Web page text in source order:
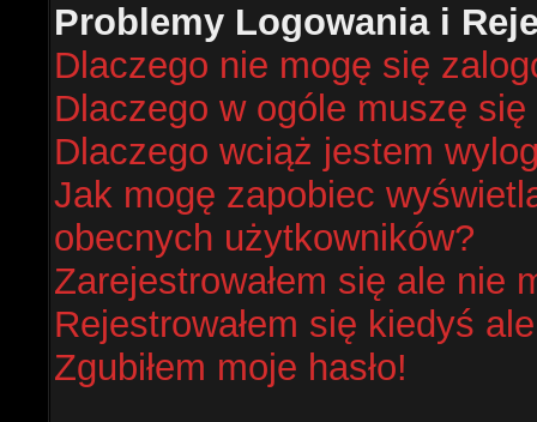
Problemy Logowania i
Dlaczego nie mogę się
Dlaczego w ogóle muszę
Dlaczego wciąż jestem
Jak mogę zapobiec
obecnych użytkowników?
Zarejestrowałem się ale nie
Rejestrowałem się kiedyś
Zgubiłem moje hasło!